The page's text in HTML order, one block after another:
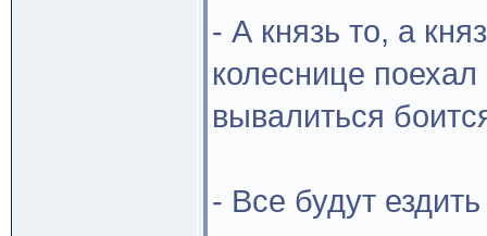
- А князь то, а
колеснице
вывалиться
- Все будут